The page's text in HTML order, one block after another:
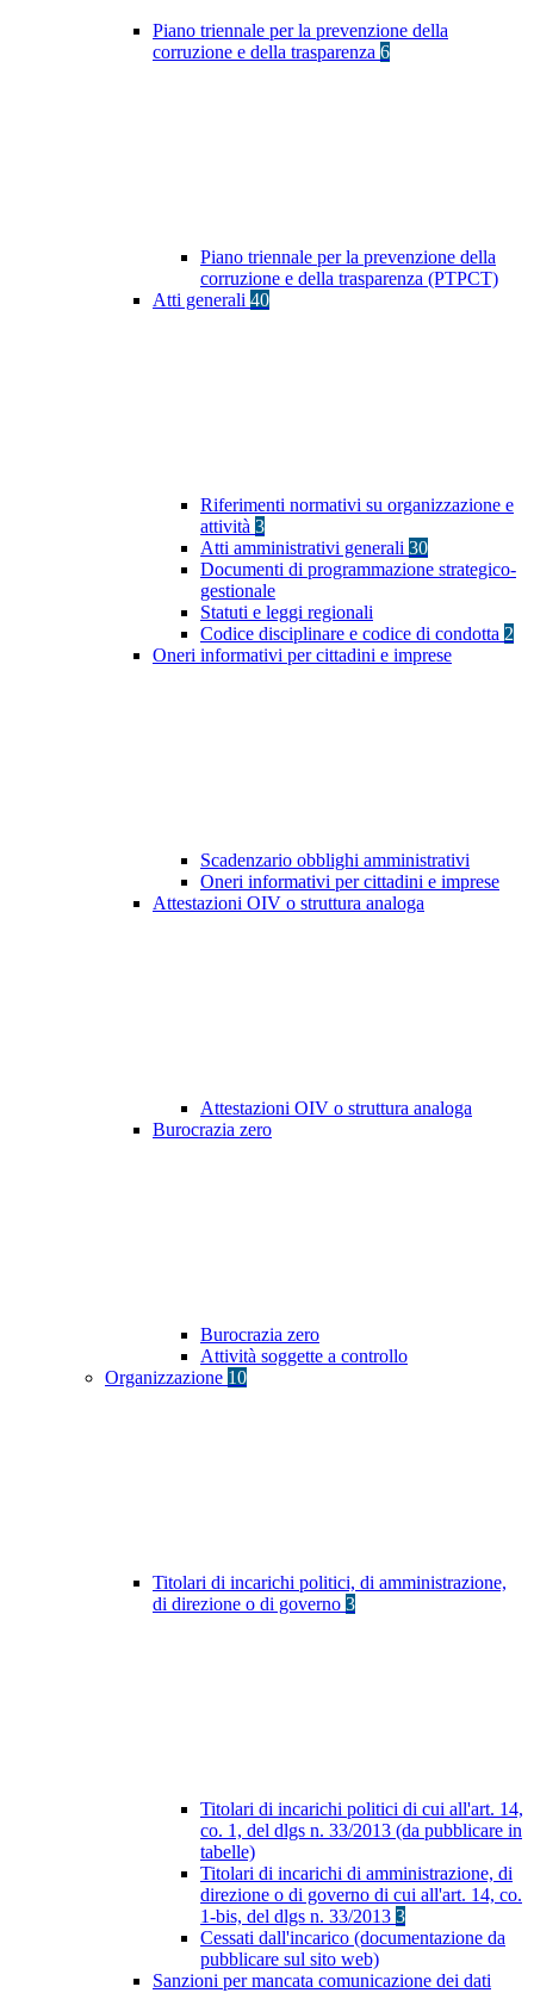
Piano triennale per la prevenzione della
corruzione e della trasparenza 6
Piano triennale per la prevenzione della
corruzione e della trasparenza (PTPCT)
Atti generali 40
Riferimenti normativi su organizzazione e
attività 3
Atti amministrativi generali 30
Documenti di programmazione strategico-
gestionale
Statuti e leggi regionali
Codice disciplinare e codice di condotta 2
Oneri informativi per cittadini e imprese
Scadenzario obblighi amministrativi
Oneri informativi per cittadini e imprese
Attestazioni OIV o struttura analoga
Attestazioni OIV o struttura analoga
Burocrazia zero
Burocrazia zero
Attività soggette a controllo
Organizzazione 10
Titolari di incarichi politici, di amministrazione,
di direzione o di governo 3
Titolari di incarichi politici di cui all'art. 14,
co. 1, del dlgs n. 33/2013 (da pubblicare in
tabelle)
Titolari di incarichi di amministrazione, di
direzione o di governo di cui all'art. 14, co.
1-bis, del dlgs n. 33/2013 3
Cessati dall'incarico (documentazione da
pubblicare sul sito web)
Sanzioni per mancata comunicazione dei dati